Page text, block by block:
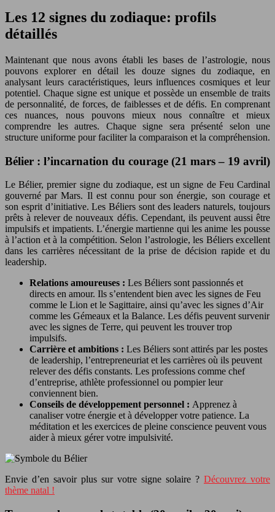
Les 12 signes du zodiaque: profils
détaillés
Maintenant que nous avons établi les bases de l’astrologie, nous
pouvons explorer en détail les douze signes du zodiaque, en
analysant leurs caractéristiques, leurs influences cosmiques et leur
potentiel. Chaque signe est unique et possède un ensemble de traits
de personnalité, de forces, de faiblesses et de défis. En comprenant
ces nuances, nous pouvons mieux nous connaître et mieux
comprendre les autres. Chaque signe sera présenté selon une
structure uniforme pour faciliter la comparaison et la compréhension.
Bélier : l’incarnation du courage (21 mars – 19 avril)
Le Bélier, premier signe du zodiaque, est un signe de Feu Cardinal
gouverné par Mars. Il est connu pour son énergie, son courage et
son esprit d’initiative. Les Béliers sont des leaders naturels, toujours
prêts à relever de nouveaux défis. Cependant, ils peuvent aussi être
impulsifs et impatients. L’énergie martienne qui les anime les pousse
à l’action et à la compétition. Selon l’astrologie, les Béliers excellent
dans les carrières nécessitant de la prise de décision rapide et du
leadership.
Relations amoureuses : Les Béliers sont passionnés et
directs en amour. Ils s’entendent bien avec les signes de Feu
comme le Lion et le Sagittaire, ainsi qu’avec les signes d’Air
comme les Gémeaux et la Balance. Les défis peuvent survenir
avec les signes de Terre, qui peuvent les trouver trop
impulsifs.
Carrière et ambitions : Les Béliers sont attirés par les postes
de leadership, l’entrepreneuriat et les carrières où ils peuvent
relever des défis constants. Les professions comme chef
d’entreprise, athlète professionnel ou pompier leur
conviennent bien.
Conseils de développement personnel : Apprenez à
canaliser votre énergie et à développer votre patience. La
méditation et les exercices de pleine conscience peuvent vous
aider à mieux gérer votre impulsivité.
Envie d’en savoir plus sur votre signe solaire ? Découvrez votre
thème natal !